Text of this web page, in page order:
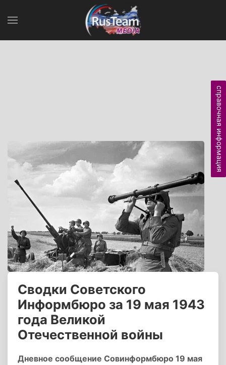
Сводки Советского
Информбюро за 19 мая 1943
года Великой
Отечественной войны
Дневное сообщение Совинформбюро 19 мая
справочная информация